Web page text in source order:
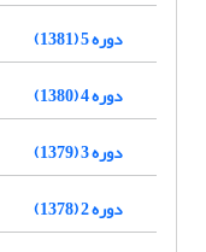
دوره 5 (1381)
دوره 4 (1380)
دوره 3 (1379)
دوره 2 (1378)